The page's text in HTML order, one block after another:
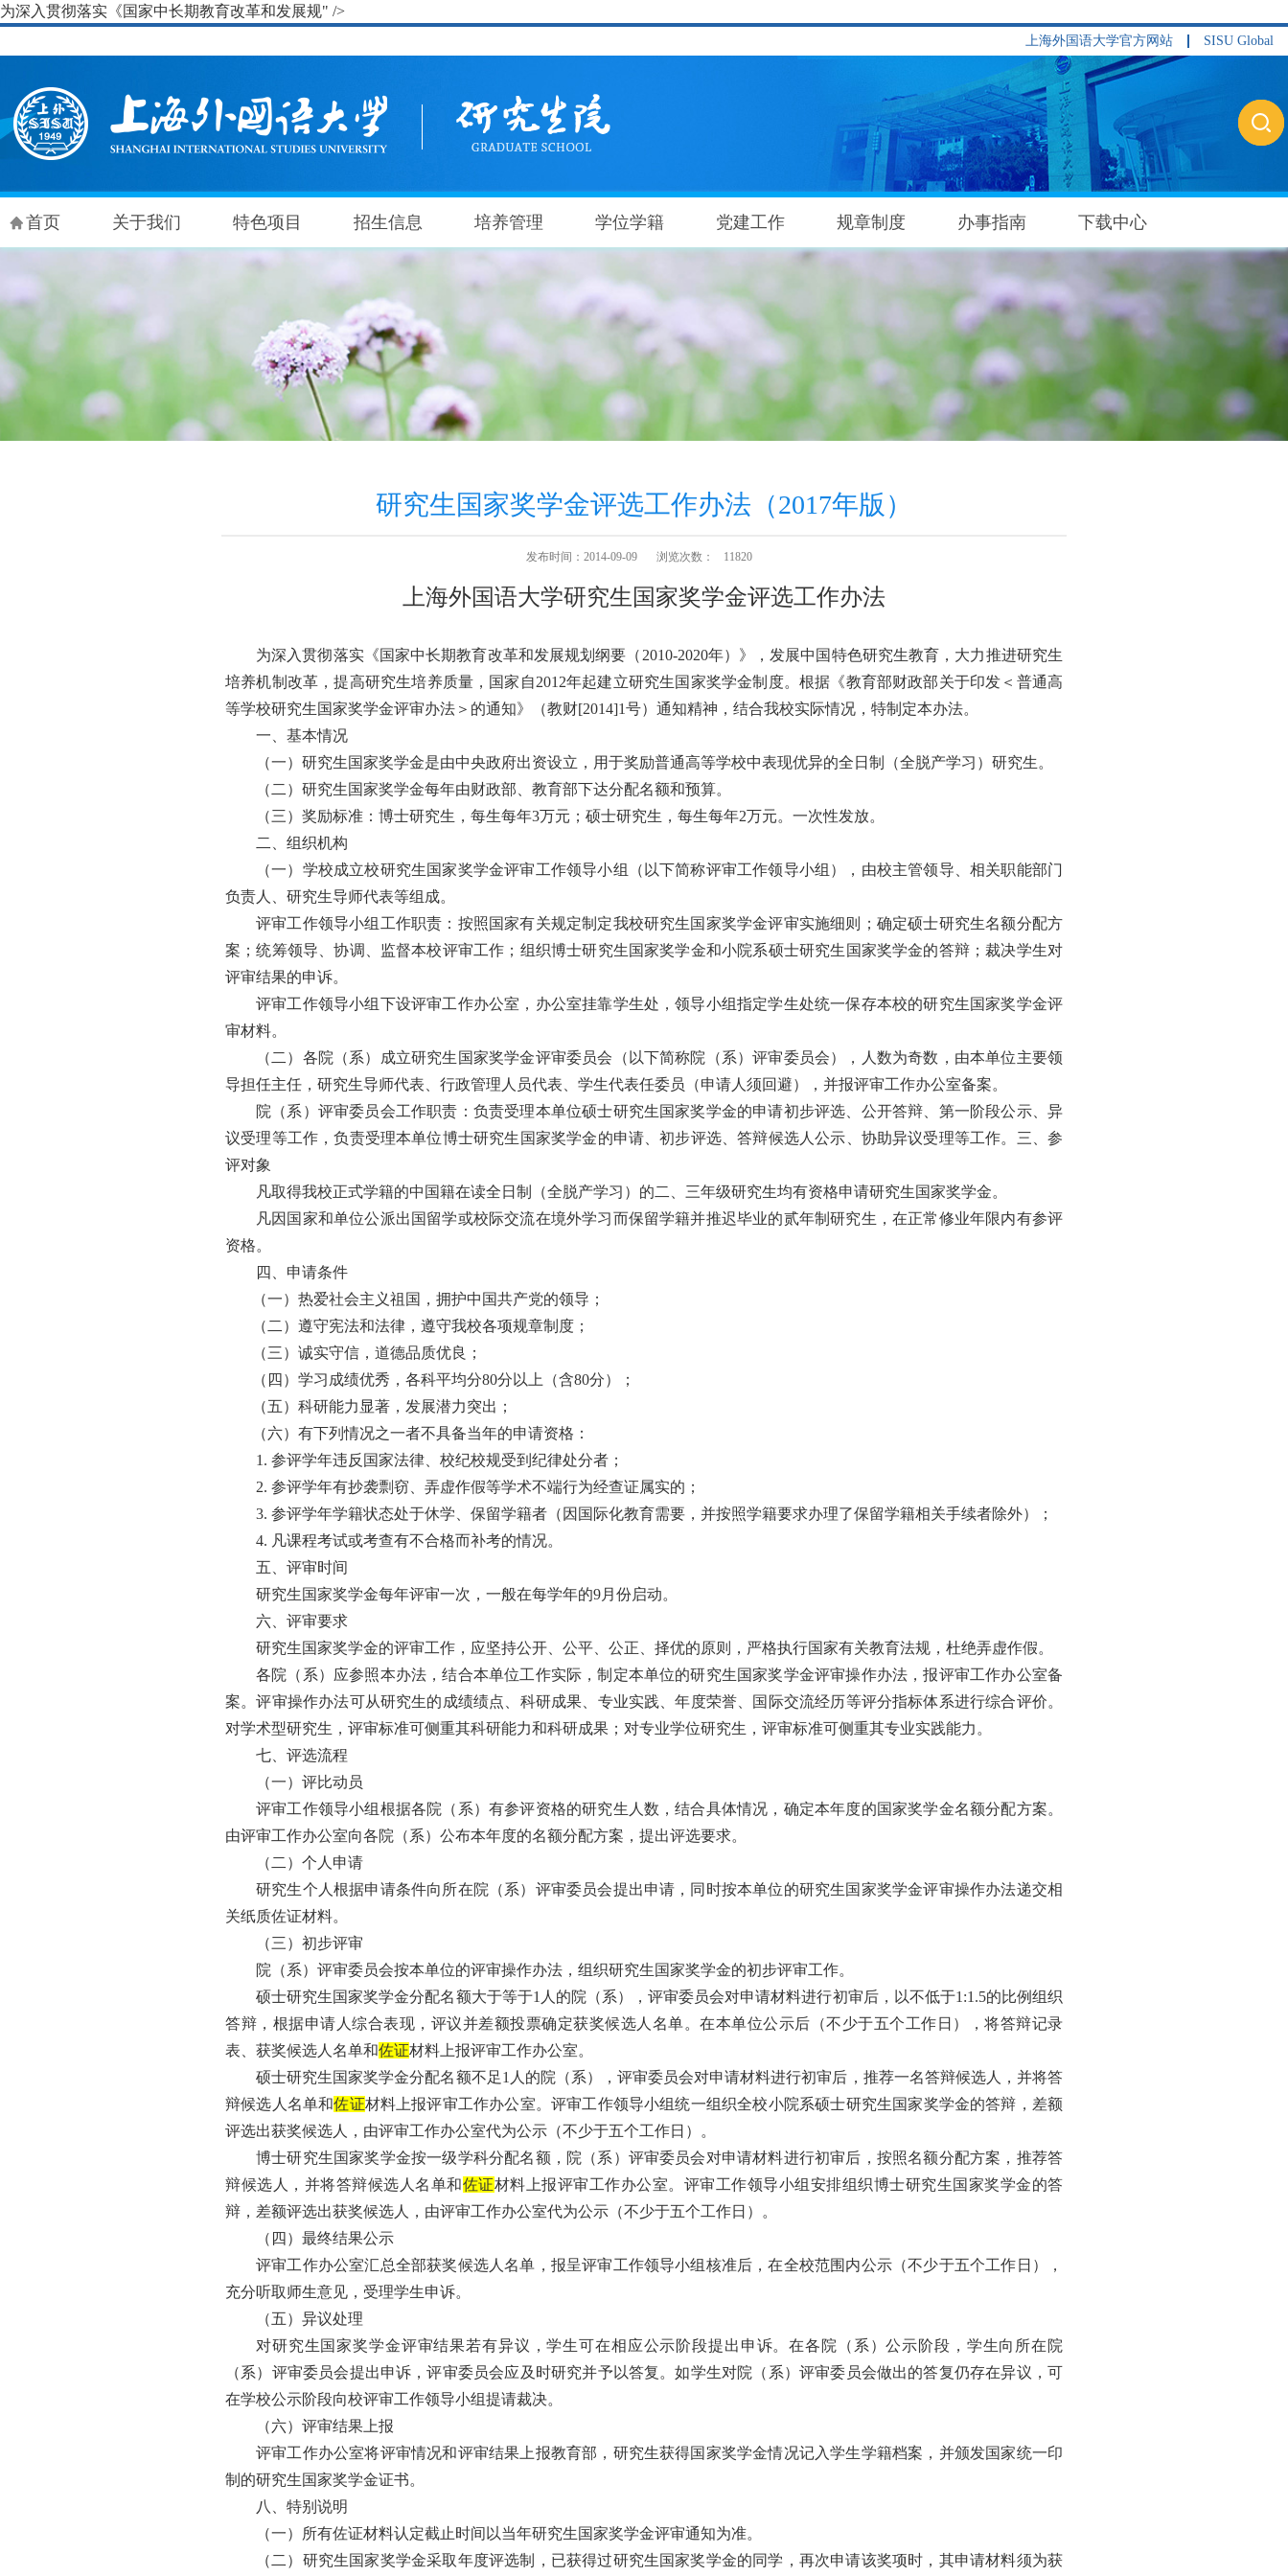
为深入贯彻落实《国家中长期教育改革和发展规" />
上海外国语大学官方网站 SISU Global
首页 关于我们 特色项目 招生信息 培养管理 学位学籍 党建工作 规章制度 办事指南 下载中心
研究生国家奖学金评选工作办法（2017年版）
发布时间：2014-09-09 浏览次数： 11820
上海外国语大学研究生国家奖学金评选工作办法
为深入贯彻落实《国家中长期教育改革和发展规划纲要（ 2010-2020年）》，发展中国特色研究生教育，大力推进研究生
培养机制改革，提高研究生培养质量，国家自2012年起建立研究生国家奖学金制度。根据《教育部财政部关于印发＜普通高
等学校研究生国家奖学金评审办法＞的通知》（教财[2014]1号）通知精神，结合我校实际情况，特制定本办法。
一、基本情况
（一）研究生国家奖学金是由中央政府出资设立，用于奖励普通高等学校中表现优异的全日制（全脱产学习）研究生。
（二）研究生国家奖学金每年由财政部、教育部下达分配名额和预算。
（三）奖励标准：博士研究生，每生每年3万元；硕士研究生，每生每年2万元。一次性发放。
二、组织机构
（一）学校成立校研究生国家奖学金评审工作领导小组（以下简称评审工作领导小组），由校主管领导、相关职能部门
负责人、研究生导师代表等组成。
评审工作领导小组工作职责：按照国家有关规定制定我校研究生国家奖学金评审实施细则；确定硕士研究生名额分配方
案；统筹领导、协调、监督本校评审工作；组织博士研究生国家奖学金和小院系硕士研究生国家奖学金的答辩；裁决学生对
评审结果的申诉。
评审工作领导小组下设评审工作办公室，办公室挂靠学生处，领导小组指定学生处统一保存本校的研究生国家奖学金评
审材料。
（二）各院（系）成立研究生国家奖学金评审委员会（以下简称院（系）评审委员会），人数为奇数，由本单位主要领
导担任主任，研究生导师代表、行政管理人员代表、学生代表任委员（申请人须回避），并报评审工作办公室备案。
院（系）评审委员会工作职责：负责受理本单位硕士研究生国家奖学金的申请初步评选、公开答辩、第一阶段公示、异
议受理等工作，负责受理本单位博士研究生国家奖学金的申请、初步评选、答辩候选人公示、协助异议受理等工作。 三、参
评对象
凡取得我校正式学籍的中国籍在读全日制（全脱产学习）的二、三年级研究生均有资格申请研究生国家奖学金。
凡因国家和单位公派出国留学或校际交流在境外学习而保留学籍并推迟毕业的贰年制研究生，在正常修业年限内有参评
资格。
四、申请条件
（一）热爱社会主义祖国，拥护中国共产党的领导；
（二）遵守宪法和法律，遵守我校各项规章制度；
（三）诚实守信，道德品质优良；
（四）学习成绩优秀，各科平均分80分以上（含80分）；
（五）科研能力显著，发展潜力突出；
（六）有下列情况之一者不具备当年的申请资格：
1. 参评学年违反国家法律、校纪校规受到纪律处分者；
2. 参评学年有抄袭剽窃、弄虚作假等学术不端行为经查证属实的；
3. 参评学年学籍状态处于休学、保留学籍者（因国际化教育需要，并按照学籍要求办理了保留学籍相关手续者除外）；
4. 凡课程考试或考查有不合格而补考的情况。
五、评审时间
研究生国家奖学金每年评审一次，一般在每学年的9月份启动。
六、评审要求
研究生国家奖学金的评审工作，应坚持公开、公平、公正、择优的原则，严格执行国家有关教育法规，杜绝弄虚作假。
各院（系）应参照本办法，结合本单位工作实际，制定本单位的研究生国家奖学金评审操作办法，报评审工作办公室备
案。评审操作办法可从研究生的成绩绩点、科研成果、专业实践、年度荣誉、国际交流经历等评分指标体系进行综合评价。
对学术型研究生，评审标准可侧重其科研能力和科研成果；对专业学位研究生，评审标准可侧重其专业实践能力。
七、评选流程
（一）评比动员
评审工作领导小组根据各院（系）有参评资格的研究生人数，结合具体情况，确定本年度的国家奖学金名额分配方案。
由评审工作办公室向各院（系）公布本年度的名额分配方案，提出评选要求。
（二）个人申请
研究生个人根据申请条件向所在院（系）评审委员会提出申请，同时按本单位的研究生国家奖学金评审操作办法递交相
关纸质佐证材料。
（三）初步评审
院（系）评审委员会按本单位的评审操作办法，组织研究生国家奖学金的初步评审工作。
硕士研究生国家奖学金分配名额大于等于1 人的院（系），评审委员会对申请材料进行初审后，以不低于1:1.5的比例组织
答辩，根据申请人综合表现，评议并差额投票确定获奖候选人名单。在本单位公示后（不少于五个工作日），将答辩记录
表、获奖候选人名单和佐证材料上报评审工作办公室。
硕士研究生国家奖学金分配名额不足1 人的院（系），评审委员会对申请材料进行初审后，推荐一名答辩候选人，并将答
辩候选人名单和佐证材料上报评审工作办公室。评审工作领导小组统一组织全校小院系硕士研究生国家奖学金的答辩，差额
评选出获奖候选人，由评审工作办公室代为公示（不少于五个工作日）。
博士研究生国家奖学金按一级学科分配名额，院（系）评审委员会对申请材料进行初审后，按照名额分配方案，推荐答
辩候选人，并将答辩候选人名单和佐证材料上报评审工作办公室。评审工作领导小组安排组织博士研究生国家奖学金的答
辩，差额评选出获奖候选人，由评审工作办公室代为公示（不少于五个工作日）。
（四）最终结果公示
评审工作办公室汇总全部获奖候选人名单，报呈评审工作领导小组核准后，在全校范围内公示（不少于五个工作日），
充分听取师生意见，受理学生申诉。
（五）异议处理
对研究生国家奖学金评审结果若有异议，学生可在相应公示阶段提出申诉。在各院（系）公示阶段，学生向所在院
（系）评审委员会提出申诉，评审委员会应及时研究并予以答复。如学生对院（系）评审委员会做出的答复仍存在异议，可
在学校公示阶段向校评审工作领导小组提请裁决。
（六）评审结果上报
评审工作办公室将评审情况和评审结果上报教育部，研究生获得国家奖学金情况记入学生学籍档案，并颁发国家统一印
制的研究生国家奖学金证书。
八、特别说明
（一）所有佐证材料认定截止时间以当年研究生国家奖学金评审通知为准。
（二）研究生国家奖学金采取年度评选制，已获得过研究生国家奖学金的同学，再次申请该奖项时，其申请材料须为获